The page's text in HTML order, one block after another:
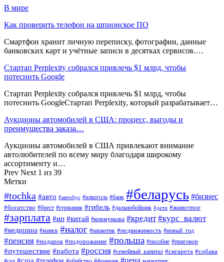
В мире
Как проверить телефон на шпионское ПО
Смартфон хранит личную переписку, фотографии, данные
банковских карт и учётные записи в десятках сервисов.…
Стартап Perplexity собрался привлечь $1 млрд, чтобы
потеснить Google
Стартап Perplexity собрался привлечь $1 млрд, чтобы
потеснить GoogleСтартап Perplexity, который разрабатывает…
Аукционы автомобилей в США: процесс, выгоды и
преимущества заказа…
Аукционы автомобилей в США привлекают внимание
автолюбителей по всему миру благодаря широкому
ассортименту и…
Prev Next 1 из 39
Метки
#tochka #авто #автобус #алкоголь #банк #беларусь #бизнес
#богатство #брест #германия #гибель #дальнобойщик #дети #животное
#зарплата #ип #китай #коммуналка #кредит #курс_валют
#медицина #минск #налог #наркотик #недвижимость #новый_год
#пенсия #подарок #подорожание #польша #пособие #приговор
#путешествие #работа #россия #семейный_капитал #сигарета #собака
#цена